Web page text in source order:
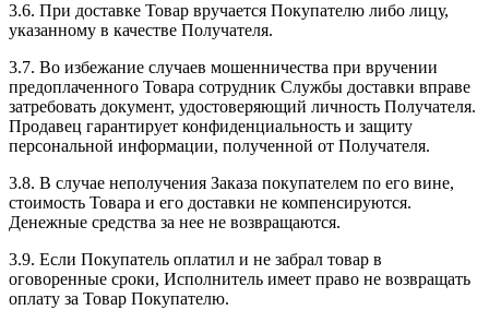
3.6. При доставке Товар вручается Покупателю либо лицу,
указанному в качестве Получателя.
3.7. Во избежание случаев мошенничества при вручении
предоплаченного Товара сотрудник Службы доставки вправе
затребовать документ, удостоверяющий личность Получателя.
Продавец гарантирует конфиденциальность и защиту
персональной информации, полученной от Получателя.
3.8. В случае неполучения Заказа покупателем по его вине,
стоимость Товара и его доставки не компенсируются.
Денежные средства за нее не возвращаются.
3.9. Если Покупатель оплатил и не забрал товар в
оговоренные сроки, Исполнитель имеет право не возвращать
оплату за Товар Покупателю.